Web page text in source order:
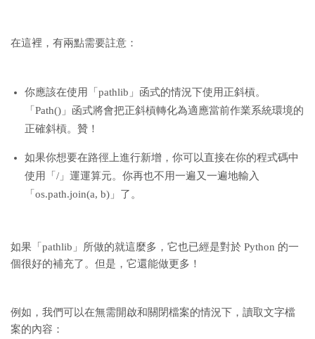
在這裡，有兩點需要註意：
你應該在使用「pathlib」函式的情況下使用正斜槓。
「Path()」函式將會把正斜槓轉化為適應當前作業系統環境的
正確斜槓。贊！
如果你想要在路徑上進行新增，你可以直接在你的程式碼中
使用「/」運運算元。你再也不用一遍又一遍地輸入
「os.path.join(a, b)」了。
如果「pathlib」所做的就這麼多，它也已經是對於 Python 的一
個很好的補充了。但是，它還能做更多！
例如，我們可以在無需開啟和關閉檔案的情況下，讀取文字檔
案的內容：